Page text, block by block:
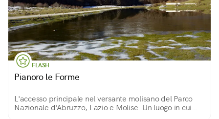
FLASH
Pianoro le Forme
L'accesso principale nel versante molisano del Parco
Nazionale d'Abruzzo, Lazio e Molise. Un luogo in cui